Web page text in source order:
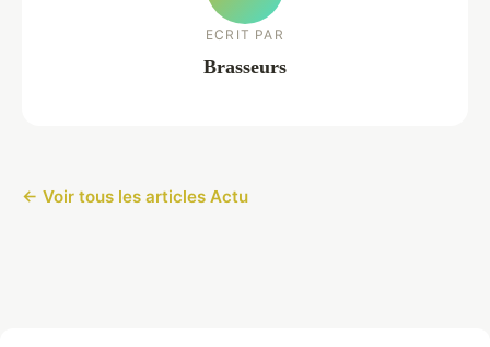
ECRIT PAR
Brasseurs
← Voir tous les articles Actu